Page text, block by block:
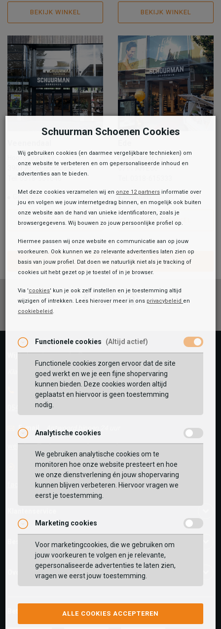
BEKIJK WINKEL BEKIJK WINKEL
Hoofdstraat 61
BEKIJK WINKEL
Grotestraat 15
Gesloten
BEKIJK WINKEL
TOON ALLES
Facebook InstagramPinterest
Klantenservice is gesloten
0545-280081
E-mail
Facebook chat
facebook.com/SchuurmanSchoenen
Bestelinformatie
Schuurman Schoenen Cookies
Wij gebruiken cookies (en daarmee vergelijkbare technieken) om
onze website te verbeteren en om gepersonaliseerde inhoud en
advertenties aan te bieden.
Met deze cookies verzamelen wij en onze 12 partners informatie over
jou en volgen we jouw internetgedrag binnen, en mogelijk ook buiten
onze website aan de hand van unieke identificatoren, zoals je
browsergegevens. Wij bouwen zo jouw persoonlijke profiel op.
Hiermee passen wij onze website en communicatie aan op jouw
voorkeuren. Ook kunnen we zo relevante advertenties laten zien op
basis van jouw profiel. Dat doen we natuurlijk niet als je tracking of
cookies uit hebt gezet op je toestel of in je browser.
Via 'cookies' kun je ook zelf instellen en je toestemming altijd
wijzigen of intrekken. Lees hierover meer in ons privacybeleid en
cookiebeleid .
Functionele cookies (Altijd actief)
Functionele cookies zorgen ervoor dat de site
goed werkt en we je een fijne shopervaring
kunnen bieden. Deze cookies worden altijd
geplaatst en hiervoor is geen toestemming
nodig.
Analytische cookies
We gebruiken analytische cookies om te
monitoren hoe onze website presteert en hoe
we onze dienstverlening én jouw shopervaring
kunnen blijven verbeteren. Hiervoor vragen we
eerst je toestemming.
Marketing cookies
Voor marketingcookies, die we gebruiken om
jouw voorkeuren te volgen en je relevante,
gepersonaliseerde advertenties te laten zien,
vragen we eerst jouw toestemming.
ALLE COOKIES ACCEPTEREN